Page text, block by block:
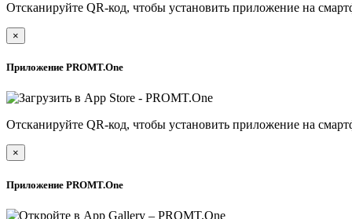
Отсканируйте QR-код, чтобы установить приложение на
×
Приложение PROMT.One
Отсканируйте QR-код, чтобы установить приложение на
×
Приложение PROMT.One